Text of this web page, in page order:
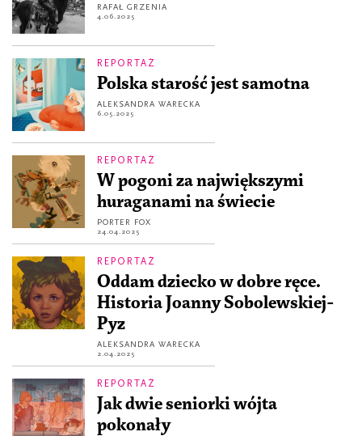
RAFAŁ GRZENIA
4.06.2025
REPORTAŻ
Polska starość jest samotna
ALEKSANDRA WARECKA
6.05.2025
REPORTAŻ
W pogoni za największymi
huraganami na świecie
PORTER FOX
24.04.2025
REPORTAŻ
Oddam dziecko w dobre ręce.
Historia Joanny Sobolewskiej-
Pyz
ALEKSANDRA WARECKA
2.04.2025
REPORTAŻ
Jak dwie seniorki wójta
pokonały